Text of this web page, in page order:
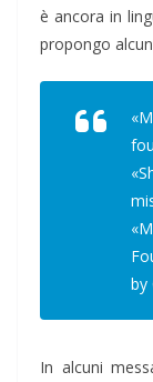
è ancora in
propongo
by
In alcuni